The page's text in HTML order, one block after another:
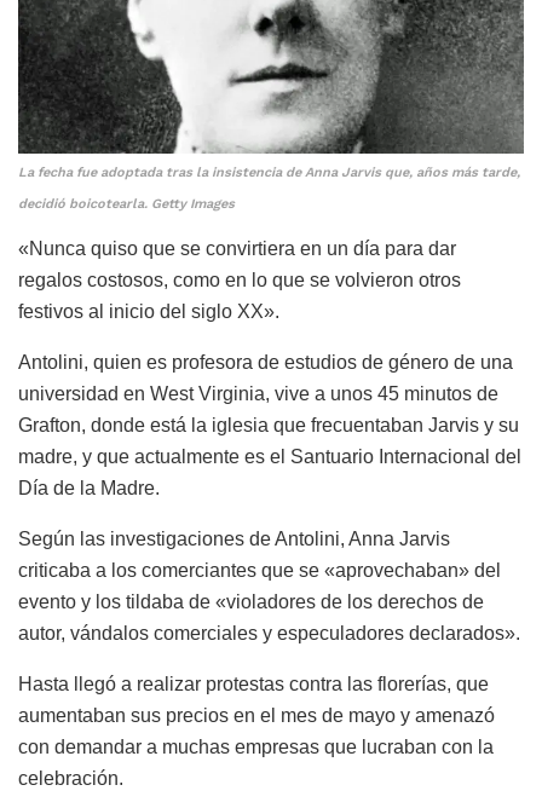
La fecha fue adoptada tras la insistencia de Anna Jarvis que, años más tarde,
decidió boicotearla. Getty Images
«Nunca quiso que se convirtiera en un día para dar
regalos costosos, como en lo que se volvieron otros
festivos al inicio del siglo XX».
Antolini, quien es profesora de estudios de género de una
universidad en West Virginia, vive a unos 45 minutos de
Grafton, donde está la iglesia que frecuentaban Jarvis y su
madre, y que actualmente es el Santuario Internacional del
Día de la Madre.
Según las investigaciones de Antolini, Anna Jarvis
criticaba a los comerciantes que se «aprovechaban» del
evento y los tildaba de «violadores de los derechos de
autor, vándalos comerciales y especuladores declarados».
Hasta llegó a realizar protestas contra las florerías, que
aumentaban sus precios en el mes de mayo y amenazó
con demandar a muchas empresas que lucraban con la
celebración.